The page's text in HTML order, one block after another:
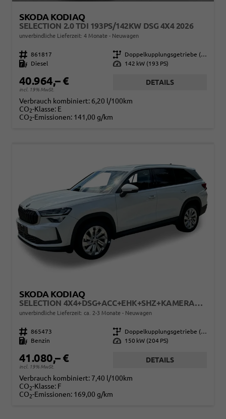
SKODA KODIAQ
SELECTION 2.0 TDI 193PS/142KW DSG 4X4 2026
unverbindliche Lieferzeit: 4 Monate Neuwagen
Fahrzeugnr. 861817 Getriebe
Kraftstoff
Diesel Leistung 142 kW (193 PS)
40.964,– €
incl. 19% MwSt.
DETAILS
Verbrauch kombiniert: 6,20 l/100km
CO2-Klasse: E
CO2-Emissionen: 141,00 g/km
SKODA KODIAQ
SELECTION 4X4+DSG+ACC+EHK+SHZ+KAMERA+17" ALU
unverbindliche Lieferzeit: ca. 2-3 Monate Neuwagen
Fahrzeugnr. 865473 Getriebe
Doppelkupplungsgetriebe (DSG)
Kraftstoff
Benzin Leistung 150 kW (204 PS)
41.080,– €
incl. 19% MwSt.
DETAILS
Verbrauch kombiniert: 7,40 l/100km
CO2-Klasse: F
CO2-Emissionen: 169,00 g/km